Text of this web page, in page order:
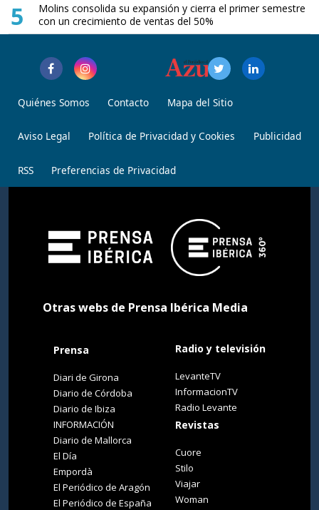
5
Molins consolida su expansión y cierra el primer semestre
con un crecimiento de ventas del 50%
Quiénes Somos Contacto Mapa del Sitio
Aviso Legal Política de Privacidad y Cookies Publicidad
RSS Preferencias de Privacidad
Otras webs de Prensa Ibérica Media
Prensa
Diari de Girona
Diario de Córdoba
Diario de Ibiza
INFORMACIÓN
Diario de Mallorca
El Día
Empordà
El Periódico de Aragón
El Periódico de España
Radio y televisión
LevanteTV
InformacionTV
Radio Levante
Revistas
Cuore
Stilo
Viajar
Woman